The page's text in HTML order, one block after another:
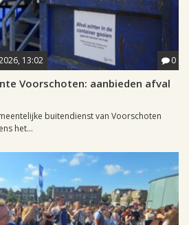
13:02 0
Voorschoten: aanbieden afval
buitendienst van Voorschoten
het...